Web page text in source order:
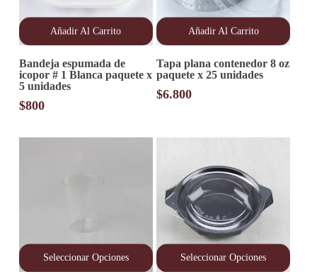
Añadir Al Carrito
Bandeja espumada de
icopor # 1 Blanca paquete x
5 unidades
$800
Añadir Al Carrito
Tapa plana contenedor 8 oz
paquete x 25 unidades
$6.800
Seleccionar Opciones Seleccionar Opciones